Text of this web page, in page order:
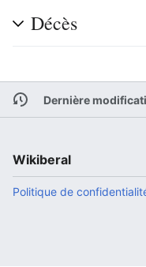
Décès
Dernière
Wikiberal
Politique de